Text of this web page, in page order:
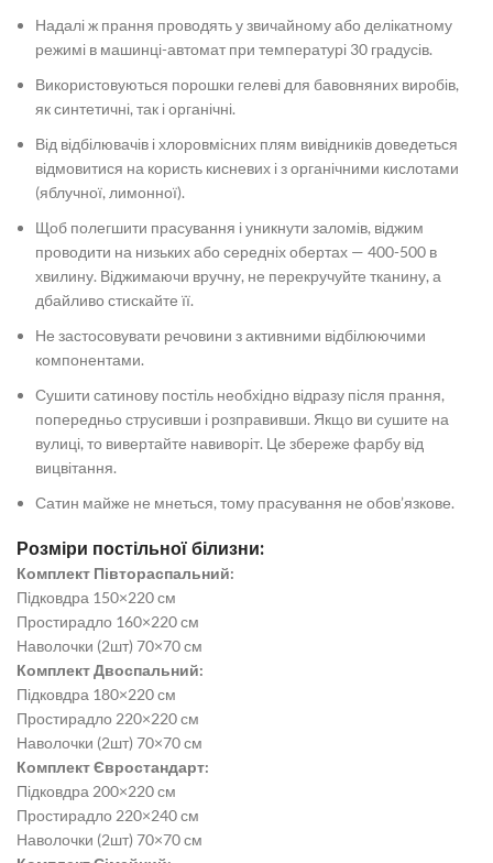
Надалі ж прання проводять у звичайному або делікатному
режимі в машинці-автомат при температурі 30 градусів.
Використовуються порошки гелеві для бавовняних виробів,
як синтетичні, так і органічні.
Від відбілювачів і хлоровмісних плям вивідників доведеться
відмовитися на користь кисневих і з органічними кислотами
(яблучної, лимонної).
Щоб полегшити прасування і уникнути заломів, віджим
проводити на низьких або середніх обертах — 400-500 в
хвилину. Віджимаючи вручну, не перекручуйте тканину, а
дбайливо стискайте її.
Не застосовувати речовини з активними відбілюючими
компонентами.
Сушити сатинову постіль необхідно відразу після прання,
попередньо струсивши і розправивши. Якщо ви сушите на
вулиці, то вивертайте навиворіт. Це збереже фарбу від
вицвітання.
Сатин майже не мнеться, тому прасування не обов’язкове.
Розміри постільної білизни:
Комплект Півтораспальний:
Підковдра 150×220 см
Простирадло 160×220 см
Наволочки (2шт) 70×70 см
Комплект Двоспальний:
Підковдра 180×220 см
Простирадло 220×220 см
Наволочки (2шт) 70×70 см
Комплект Євростандарт:
Підковдра 200×220 см
Простирадло 220×240 см
Наволочки (2шт) 70×70 см